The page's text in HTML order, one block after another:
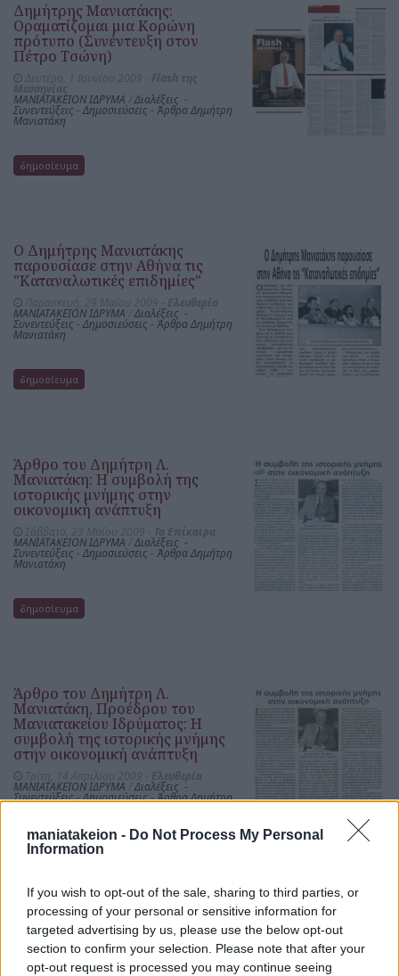
maniatakeion - Do Not Process My Personal
Information
If you wish to opt-out of the sale, sharing to third parties, or
processing of your personal or sensitive information for
targeted advertising by us, please use the below opt-out
section to confirm your selection. Please note that after your
opt-out request is processed you may continue seeing
Δημήτρης Μανιατάκης:
Οραματίζομαι μια Κορώνη
πρότυπο (Συνέντευξη στον
Πέτρο Τσώνη)
ΜΑΝΙΑΤΑΚΕΙΟΝ ΙΔΡΥΜΑ Διαλέξεις -
Συνεντεύξεις - Δημοσιεύσεις - Άρθρα Δημήτρη
Μανιατάκη
δημοσίευμα
Ο Δημήτρης Μανιατάκης
παρουσίασε στην Αθήνα τις
"Καταναλωτικές επιδημίες"
ΜΑΝΙΑΤΑΚΕΙΟΝ ΙΔΡΥΜΑ Διαλέξεις -
Συνεντεύξεις - Δημοσιεύσεις - Άρθρα Δημήτρη
Μανιατάκη
δημοσίευμα
Άρθρο του Δημήτρη Λ.
Μανιατάκη: Η συμβολή της
ιστορικής μνήμης στην
οικονομική ανάπτυξη
ΜΑΝΙΑΤΑΚΕΙΟΝ ΙΔΡΥΜΑ Διαλέξεις -
Συνεντεύξεις - Δημοσιεύσεις - Άρθρα Δημήτρη
Μανιατάκη
δημοσίευμα
Άρθρο του Δημήτρη Λ.
Μανιατάκη, Προέδρου του
Μανιατακείου Ιδρύματος: Η
συμβολή της ιστορικής μνήμης
στην οικονομική ανάπτυξη
ΜΑΝΙΑΤΑΚΕΙΟΝ ΙΔΡΥΜΑ Διαλέξεις -
Συνεντεύξεις - Δημοσιεύσεις - Άρθρα Δημήτρη
δημοσίευμα
Από το Μανιατάκειον Ίδρυμα
θα ιδρυθεί: Πολυδύναμο
Πνευματικό Κέντρο στην